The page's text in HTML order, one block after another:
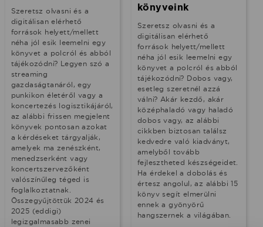
Szeretsz olvasni és a
digitálisan elérhető
források helyett/mellett
néha jól esik leemelni egy
könyvet a polcról és abból
tájékozódni? Legyen szó a
streaming
gazdaságtanáról, egy
punkikon életéről vagy a
koncertezés logisztikájáról,
az alábbi frissen megjelent
könyvek pontosan azokat
a kérdéseket tárgyalják,
amelyek ma zenészként,
menedzserként vagy
koncertszervezőként
valószínűleg téged is
foglalkoztatnak.
Összegyűjtöttük 2024 és
2025 (eddigi)
legizgalmasabb zenei
könyveink
Szeretsz olvasni és a
digitálisan elérhető
források helyett/mellett
néha jól esik leemelni egy
könyvet a polcról és abból
tájékozódni? Dobos vagy,
esetleg szeretnél azzá
válni? Akár kezdő, akár
középhaladó vagy haladó
dobos vagy, az alábbi
cikkben biztosan találsz
kedvedre való kiadványt,
amelyből tovább
fejlesztheted készségeidet.
Ha érdekel a dobolás és
értesz angolul, az alábbi 15
könyv segít elmerülni
ennek a gyönyörű
hangszernek a világában.